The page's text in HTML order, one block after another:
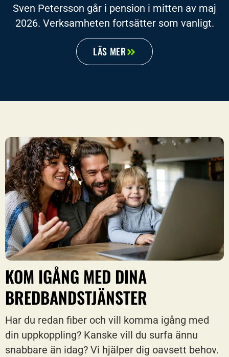
Sven Petersson går i pension i mitten av maj
2026. Verksamheten fortsätter som vanligt.
LÄS MER
KOM IGÅNG MED DINA
BREDBANDSTJÄNSTER
Har du redan fiber och vill komma igång med
din uppkoppling? Kanske vill du surfa ännu
snabbare än idag? Vi hjälper dig oavsett behov.